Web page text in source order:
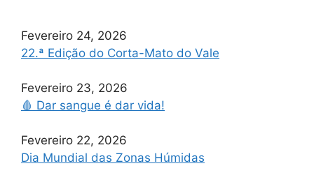
Fevereiro 24, 2026
22.ª Edição do Corta-Mato do Vale
Fevereiro 23, 2026
🩸 Dar sangue é dar vida!
Fevereiro 22, 2026
Dia Mundial das Zonas Húmidas